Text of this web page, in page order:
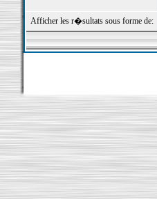
Afficher les r�sultats sous forme de: